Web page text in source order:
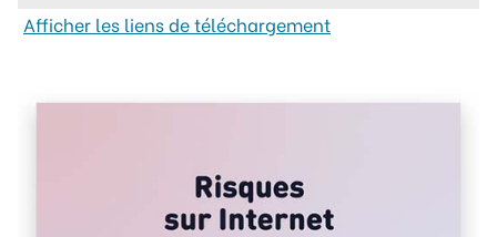
Afficher les liens de téléchargement